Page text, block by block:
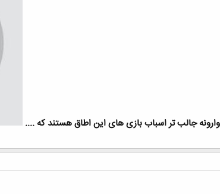
وارونه جالب تر اسباب بازی های این اطاق هستند که ....